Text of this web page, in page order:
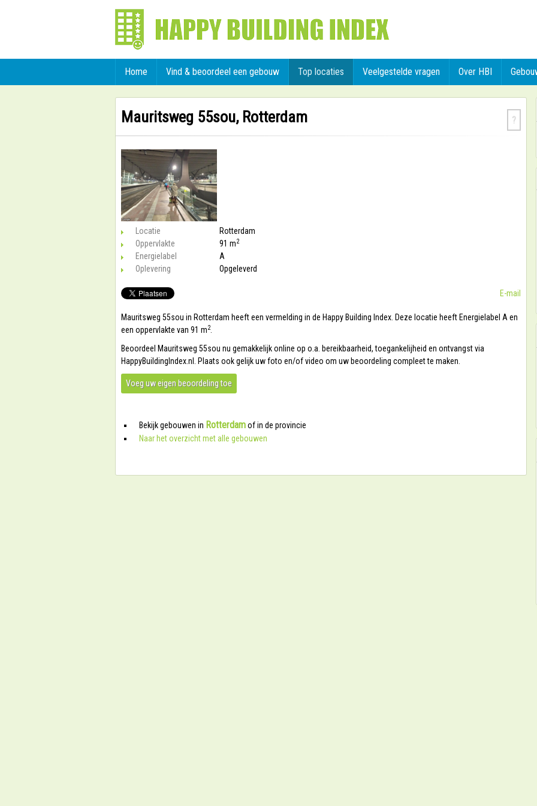
Home Vind & beoordeel een gebouw Top locaties Veelgestelde vragen Over HBI
Mauritsweg 55sou, Rotterdam ?
Locatie
Rotterdam
Oppervlakte
91 m2
Energielabel
A
Oplevering
Opgeleverd
E-mail
Mauritsweg 55sou in Rotterdam heeft een vermelding in de Happy Building Index. Deze locatie heeft Energielabel A en
een oppervlakte van 91 m2.
Beoordeel Mauritsweg 55sou nu gemakkelijk online op o.a. bereikbaarheid, toegankelijheid en ontvangst via
HappyBuildingIndex.nl. Plaats ook gelijk uw foto en/of video om uw beoordeling compleet te maken.
Voeg uw eigen beoordeling toe
Bekijk gebouwen in Rotterdamof in de provincie
Naar het overzicht met alle gebouwen